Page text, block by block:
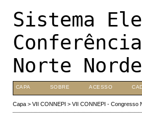
Sistema
Norte
CAPA SOBRE ACESSO
Capa> VII CONNEPI > VII CONNEPI - Congresso